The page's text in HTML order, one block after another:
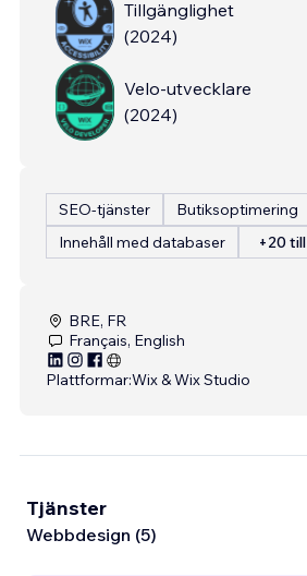
Tillgänglighet
(2024)
Velo-utvecklare
(2024)
SEO-tjänster
Butiksoptimering
Innehåll med databaser
+20 till
BRE, FR
Français, English
Plattformar:Wix & Wix Studio
Tjänster
Webbdesign (5)